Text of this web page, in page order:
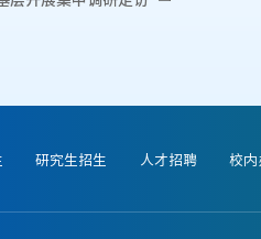
研究生招生 人才招聘 校内